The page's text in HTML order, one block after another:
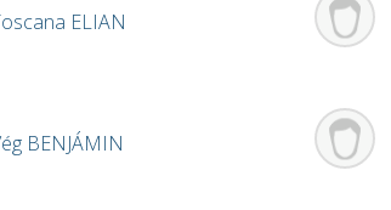
ELIAN
BENJÁMIN